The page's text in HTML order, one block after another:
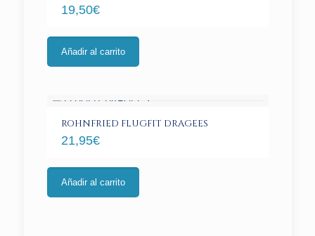
19,50€
Añadir al carrito
ROHNFRIED FLUGFIT DRAGEES
21,95€
Añadir al carrito